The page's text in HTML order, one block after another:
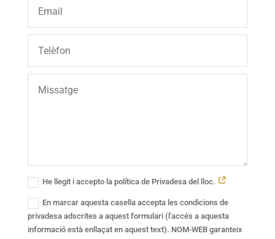
He llegit i accepto la política de Privadesa del lloc.
En marcar aquesta casella accepta les condicions de
privadesa adscrites a aquest formulari (l'accés a aquesta
informació està enllaçat en aquest text). NOM-WEB garanteix